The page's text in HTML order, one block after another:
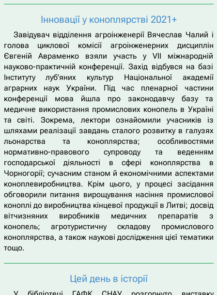
Інновації у коноплярстві 2021+
Завідувач відділення агроінженерії Вячеслав Чалий і
голова циклової комісії агроінженерних дисциплін
Євгеній Авраменко взяли участь у VII міжнародній
науково-практичній конференції. Захід відбувся на базі
Інституту луб’яних культур Національної академії
аграрних наук України. Під час пленарної частини
конференції мова йшла про законодавчу базу та
медичне використання промислових конопель в Україні
та світі. Зокрема, лектори ознайомили учасників із
шляхами реалізації завдань сталого розвитку в галузях
льонарства та коноплярства; особливостями
нормативно-правового супроводу та веденням
господарської діяльності в сфері коноплярства в
Чорногорії; сучасним станом й економічними аспектами
коноплевиробництва. Крім цього, у процесі засідання
обговорили питання вирощування насіння промислової
коноплі до виробництва кінцевої продукції в Литві; досвід
вітчизняних виробників медичних препаратів з
конопель; агротуристичну складову промислового
коноплярства, а також наукові дослідження цієї тематики
тощо.
Цей день в історії